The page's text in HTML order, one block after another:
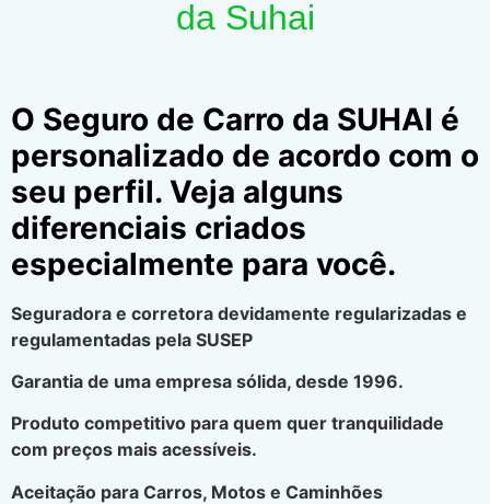
da Suhai
O Seguro de Carro da SUHAI é
personalizado de acordo com o
seu perfil. Veja alguns
diferenciais criados
especialmente para você.
Seguradora e corretora devidamente regularizadas e
regulamentadas pela SUSEP
Garantia de uma empresa sólida, desde 1996.
Produto competitivo para quem quer tranquilidade
com preços mais acessíveis.
Aceitação para Carros, Motos e Caminhões